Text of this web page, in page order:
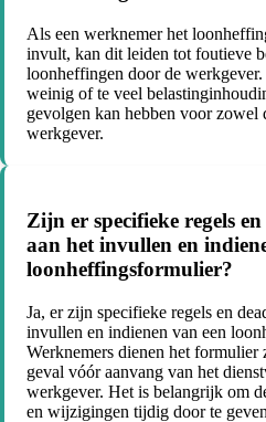
Als een werknemer het
invult, kan dit leiden tot foutieve
loonheffingen door de
weinig of te veel
gevolgen kan hebben voor zowel
werkgever.
Zijn er specifieke regels
aan het invullen en
loonheffingsformulier?
Ja, er zijn specifieke regels en
invullen en indienen van een
Werknemers dienen het
geval vóór aanvang van het
werkgever. Het is belangrijk om
en wijzigingen tijdig door te